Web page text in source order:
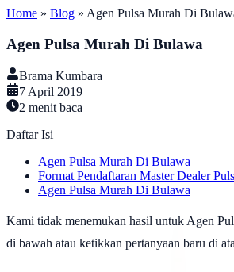
Home » Blog » Agen Pulsa Murah Di
Agen Pulsa Murah Di Bulawa
Brama Kumbara
7 April 2019
2 menit baca
Daftar Isi
Agen Pulsa Murah Di Bulawa
Format Pendaftaran Master Dealer
Agen Pulsa Murah Di Bulawa
Kami tidak menemukan hasil untuk Agen
di bawah atau ketikkan pertanyaan baru di